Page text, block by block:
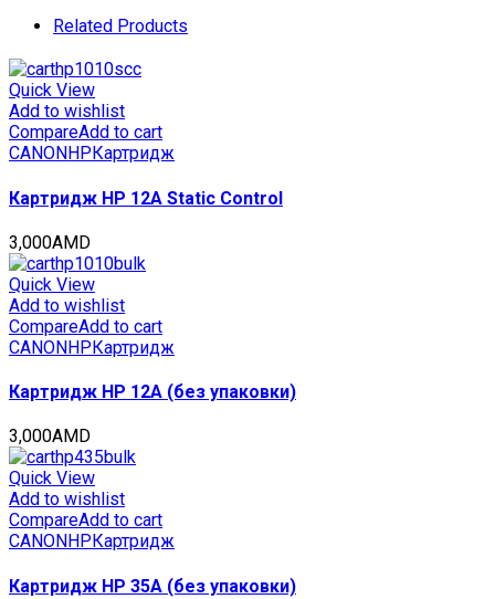
RICOH
C300/C400F
(CET)
Magenta,
107г,
6000
CET141648
quantity
Related Products
Quick View
Add to wishlist
CompareAdd to cart
CANON HP Картридж
Картридж HP 12A Static Control
3,000AMD
Quick View
Add to wishlist
CompareAdd to cart
CANONHPКартридж
Картридж HP 12A (без упаковки)
3,000AMD
Quick View
Add to wishlist
CompareAdd to cart
CANON HP Картридж
Картридж HP 35A (без упаковки)